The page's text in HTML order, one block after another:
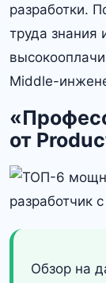
разработки.​
труда знания
Middle-
от
Обзор на